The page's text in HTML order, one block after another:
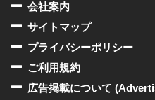
会社案内
サイトマップ
プライバシーポリシー
ご利用規約
広告掲載について